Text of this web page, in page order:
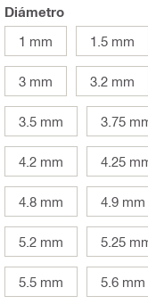
Diámetro
1 mm
1.5 mm
3 mm 3.2 mm
3.5 mm 3.75
4.2 mm 4.25
4.8 mm 4.9 mm
5.2 mm 5.25
5.5 mm 5.6 mm